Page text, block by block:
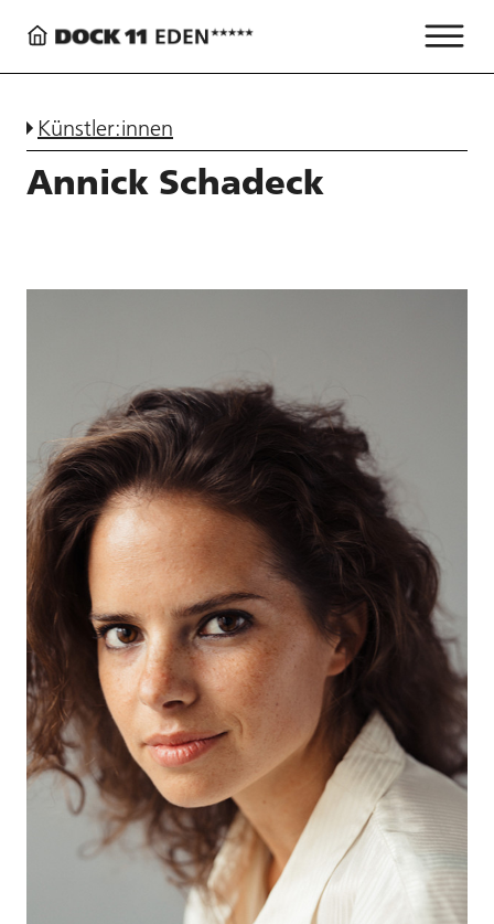
Künstler:innen
Annick Schadeck